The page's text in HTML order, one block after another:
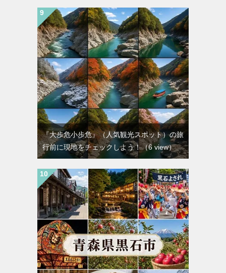
『大歩危小歩危』（人気観光スポット）の旅
行前に現地をチェックしよう！（6 view）